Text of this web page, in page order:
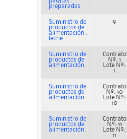
preparadas
Suministro de
productos de
alimentación .
leche
9
Suministro de
productos de
alimentación.
Contrato
Nº: 1
Lote Nº:
1
Suministro de
productos de
alimentación.
Contrato
Nº: 10
Lote Nº:
10
Suministro de
productos de
alimentación.
Contrato
Nº: 11
Lote Nº:
11